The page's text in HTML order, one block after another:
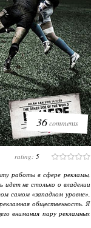
36comments
rating: 5
работы в сфере рекламы,
идет не столько о владении
самом «западном уровне»,
общественность. Я
внимания пару рекламных